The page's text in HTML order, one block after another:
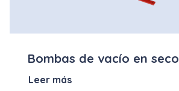
Bombas de vacío en seco
Leer más